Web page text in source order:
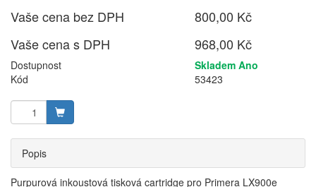
Vaše cena bez DPH
800,00 Kč
Vaše cena s DPH
968,00 Kč
Dostupnost
Skladem Ano
Kód
53423
Popis
Purpurová inkoustová tisková cartridge pro Primera LX900e